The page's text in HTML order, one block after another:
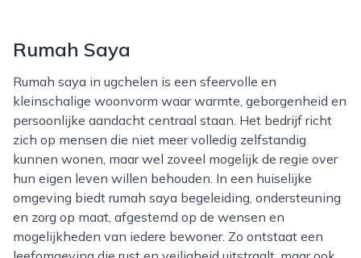
Rumah Saya
Rumah saya in ugchelen is een sfeervolle en
kleinschalige woonvorm waar warmte, geborgenheid en
persoonlijke aandacht centraal staan. Het bedrijf richt
zich op mensen die niet meer volledig zelfstandig
kunnen wonen, maar wel zoveel mogelijk de regie over
hun eigen leven willen behouden. In een huiselijke
omgeving biedt rumah saya begeleiding, ondersteuning
en zorg op maat, afgestemd op de wensen en
mogelijkheden van iedere bewoner. Zo ontstaat een